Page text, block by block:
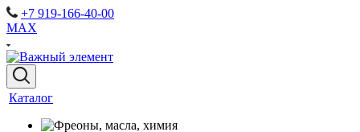
+7 919-166-40-00
MAX
Каталог